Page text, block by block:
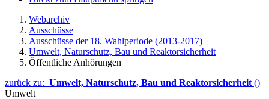
Webarchiv
Ausschüsse
Ausschüsse der 18. Wahlperiode (2013-2017)
Umwelt, Naturschutz, Bau und Reaktorsicherheit
Öffentliche Anhörungen
zurück zu: Umwelt, Naturschutz, Bau und Reaktorsicherheit ()
Umwelt